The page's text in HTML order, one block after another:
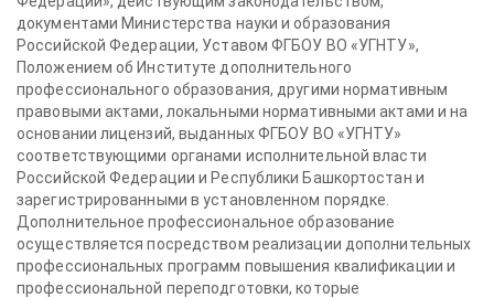
документами Министерства науки и образования
Российской Федерации, Уставом ФГБОУ ВО «УГНТУ»,
Положением об Институте дополнительного
профессионального образования, другими нормативным
правовыми актами, локальными нормативными актами и на
основании лицензий, выданных ФГБОУ ВО «УГНТУ»
соответствующими органами исполнительной власти
Российской Федерации и Республики Башкортостан и
зарегистрированными в установленном порядке.
Дополнительное профессиональное образование
осуществляется посредством реализации дополнительных
профессиональных программ повышения квалификации и
профессиональной переподготовки, которые